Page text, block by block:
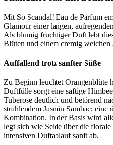
Mit So Scandal! Eau de Parfum
Glamour einer langen,
Als blumig fruchtiger Duft lebt
Blüten und einem cremig weichen
Auffallend trotz sanfter Süße
Zu Beginn leuchtet Orangenblüte
Duftfülle sorgt eine saftige
Tuberose deutlich und betörend
strahlendem Jasmin Sambac; eine
Kombination. In der Basis wird
legt sich wie Seide über die
intensiven Duftablauf sanft ab.